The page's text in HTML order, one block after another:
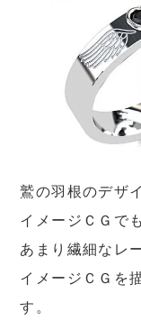
鷲の羽根のデザ
イメージＣＧで
あまり繊細なレ
イメージＣＧを
す。